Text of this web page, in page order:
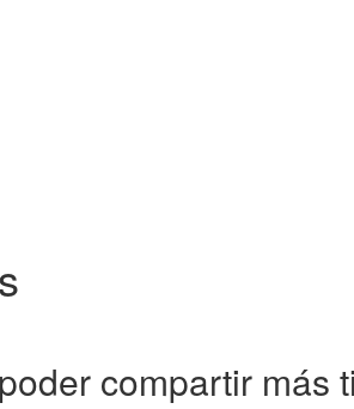
compartir más